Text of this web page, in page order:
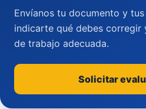
Envíanos tu documento y
indicarte qué debes corregir
de trabajo adecuada.
Solicitar